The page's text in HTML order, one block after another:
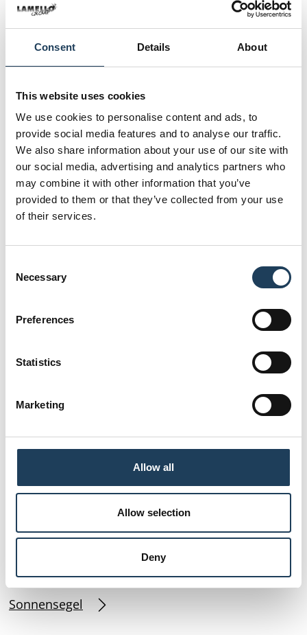
Consent Details About
This website uses cookies
We use cookies to personalise content and ads, to
provide social media features and to analyse our traffic.
We also share information about your use of our site with
our social media, advertising and analytics partners who
may combine it with other information that you’ve
provided to them or that they’ve collected from your use
of their services.
Necessary
Preferences
Statistics
Marketing
Allow all
Allow selection
Deny
Sonnenschirme
Sonnensegel